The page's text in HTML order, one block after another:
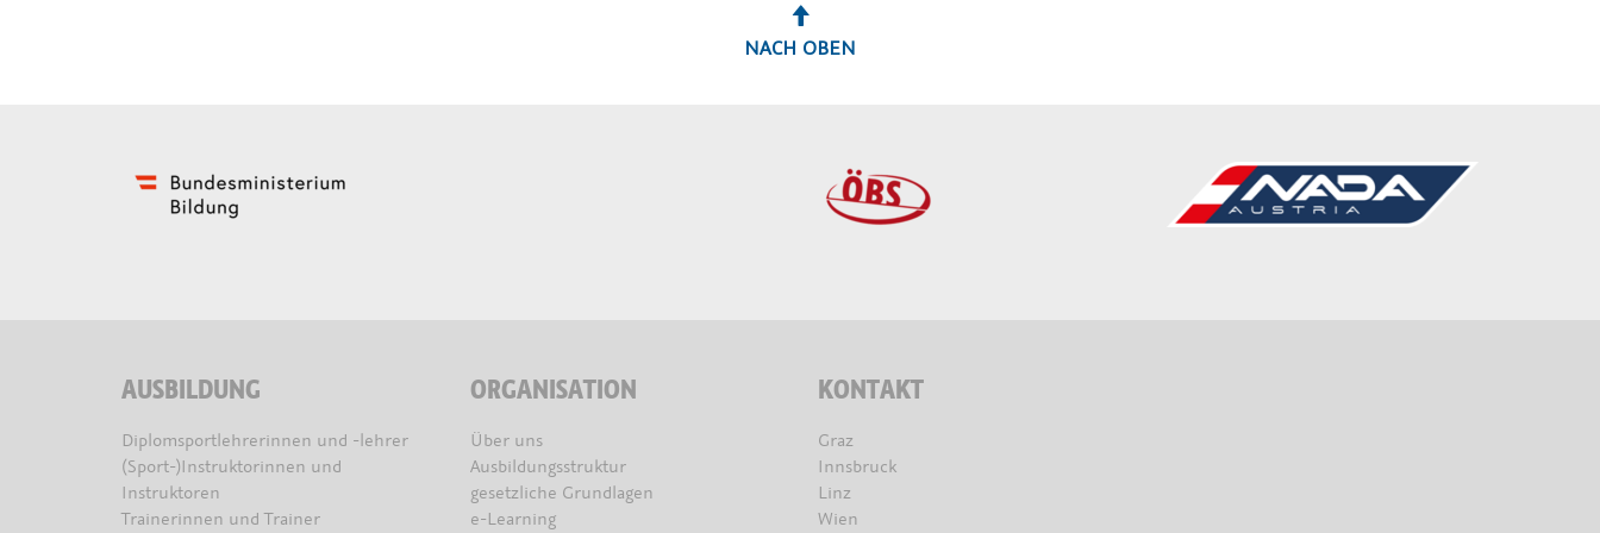
NACH OBEN
AUSBILDUNG
Diplomsportlehrerinnen und -lehrer
(Sport-)Instruktorinnen und
Instruktoren
Trainerinnen und Trainer
ORGANISATION
Über uns
Ausbildungsstruktur
gesetzliche Grundlagen
e-Learning
KONTAKT
Graz
Innsbruck
Linz
Wien